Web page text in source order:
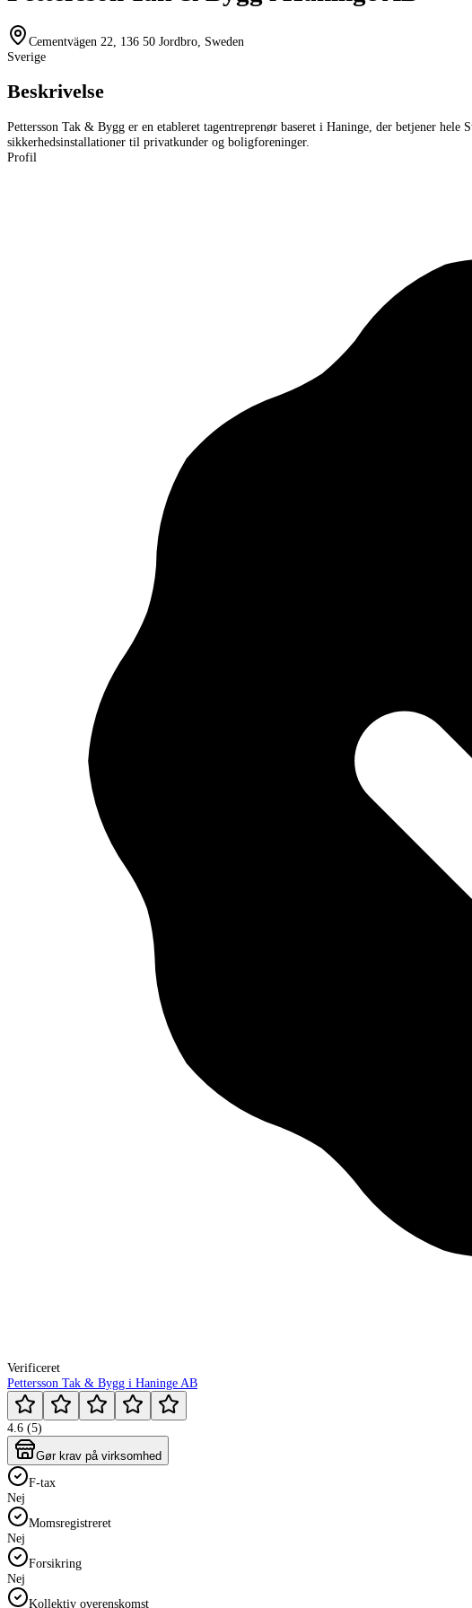
Cementvägen 22, 136 50 Jordbro, Sweden
Sverige
Beskrivelse
Pettersson Tak & Bygg er en etableret tagentreprenør baseret i Haninge, der betjener
sikkerhedsinstallationer til privatkunder og boligforeninger.
Profil
Verificeret
Pettersson Tak & Bygg i Haninge AB
4.6 (5)
Gør krav på virksomhed
F-tax
Nej
Momsregistreret
Nej
Forsikring
Nej
Kollektiv overenskomst